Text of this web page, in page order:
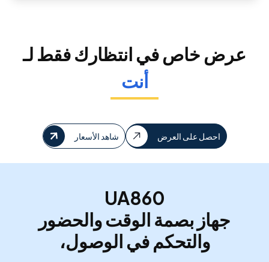
عرض خاص في انتظارك فقط لـ
أنت
احصل على العرض شاهد الأسعار
UA860
جهاز بصمة الوقت والحضور
والتحكم في الوصول،